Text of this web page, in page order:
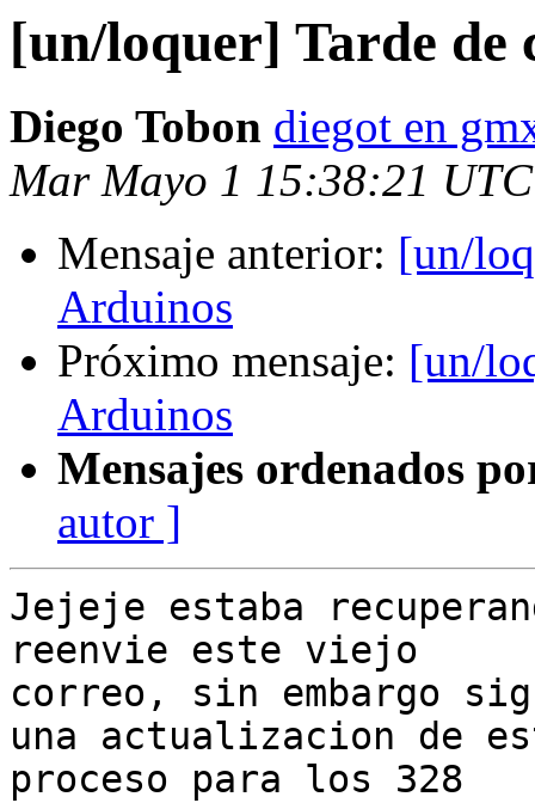
[un/loquer] Tarde de
Diego Tobon diegot en
Mar Mayo 1 15:38:21
Mensaje anterior: [un/
Arduinos
Próximo mensaje: [un/
Arduinos
Mensajes ordenados
autor ]
Jejeje estaba
reenvie este viejo
correo, sin embargo
una actualizacion de
proceso para los 328